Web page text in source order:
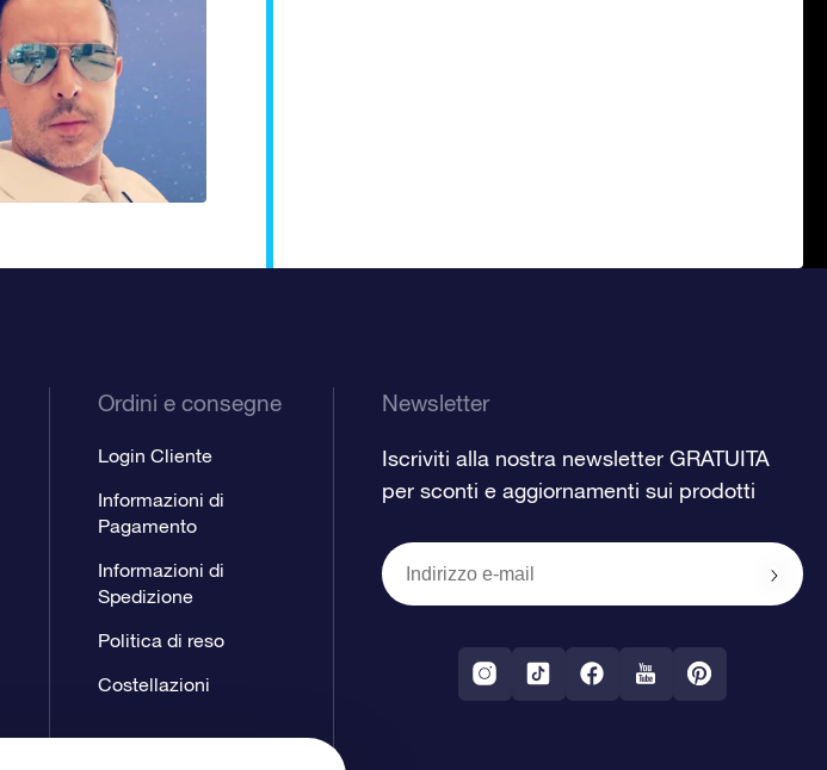
Ordini e consegne
Login Cliente
Informazioni di
Pagamento
Informazioni di
Spedizione
Politica di reso
Costellazioni
Newsletter
Iscriviti alla nostra newsletter GRATUITA
per sconti e aggiornamenti sui prodotti